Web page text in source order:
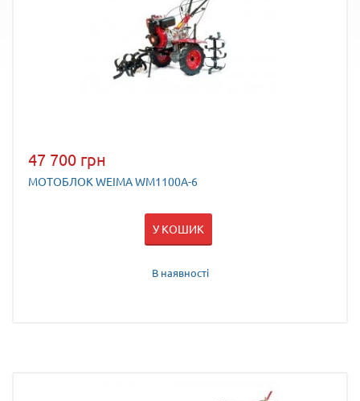
47 700 грн
МОТОБЛОК WEIMA WM1100A-6
У КОШИК
В наявності